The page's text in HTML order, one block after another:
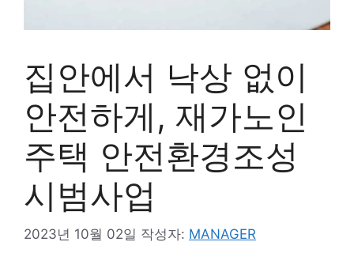
집안에서 낙상 없이
안전하게, 재가노인
주택 안전환경조성
시범사업
2023년 10월 02일 작성자: MANAGER